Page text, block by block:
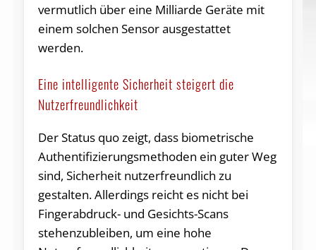
vermutlich über eine Milliarde Geräte mit
einem solchen Sensor ausgestattet
werden.
Eine intelligente Sicherheit steigert die
Nutzerfreundlichkeit
Der Status quo zeigt, dass biometrische
Authentifizierungsmethoden ein guter Weg
sind, Sicherheit nutzerfreundlich zu
gestalten. Allerdings reicht es nicht bei
Fingerabdruck- und Gesichts-Scans
stehenzubleiben, um eine hohe